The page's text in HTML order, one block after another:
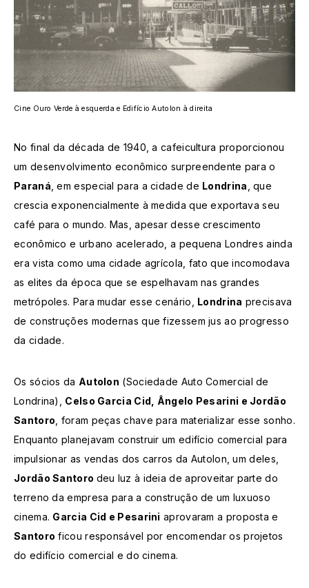
Cine Ouro Verde à esquerda e Edifício Autolon à direita
No final da década de 1940, a cafeicultura proporcionou
um desenvolvimento econômico surpreendente para o
Paraná , em especial para a cidade de Londrina , que
crescia exponencialmente à medida que exportava seu
café para o mundo. Mas, apesar desse crescimento
econômico e urbano acelerado, a pequena Londres ainda
era vista como uma cidade agrícola, fato que incomodava
as elites da época que se espelhavam nas grandes
metrópoles. Para mudar esse cenário, Londrina precisava
de construções modernas que fizessem jus ao progresso
da cidade.
Os sócios da Autolon (Sociedade Auto Comercial de
Londrina), Celso Garcia Cid, Ângelo Pesarini e Jordão
Santoro , foram peças chave para materializar esse sonho.
Enquanto planejavam construir um edifício comercial para
impulsionar as vendas dos carros da Autolon, um deles,
Jordão Santoro deu luz à ideia de aproveitar parte do
terreno da empresa para a construção de um luxuoso
cinema. Garcia Cid e Pesarini aprovaram a proposta e
Santoro ficou responsável por encomendar os projetos
do edifício comercial e do cinema.